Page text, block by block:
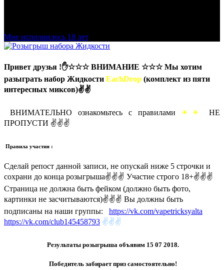
Мне исполнилось 18 лет
Привет друзья !✋☆☆☆ВНИМАНИЕ ☆☆☆Мы хотим
разыграть набор Жидкости EachDrop (комплект из пяти
интересных миксов)✌✌
ВНИМАТЕЛЬНО ознакомьтесь с правилами ☀☀
НЕ
ПРОПУСТИ ✌✌✌
Правила участия :
Сделай репост данной записи, не опускай ниже 5 строчки и
сохрани до конца розыгрыша✌✌✌ Участие строго 18+✌✌✌
Страница не должна быть фейком (должно быть фото,
картинки не засчитываются)✌✌✌ Вы должны быть
подписаны на наши группы: https://vk.com/vapetricksyalta
https://vk.com/club145458793 ✌✌✌
Результаты розыгрыша объявим 15 07 2018.
Победитель забирает приз самостоятельно!